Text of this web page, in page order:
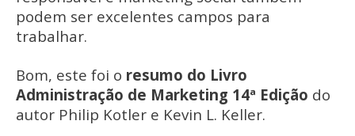
podem ser excelentes campos para
trabalhar.
Bom, este foi o resumo do Livro
Administração de Marketing 14ª Edição do
autor Philip Kotler e Kevin L. Keller.